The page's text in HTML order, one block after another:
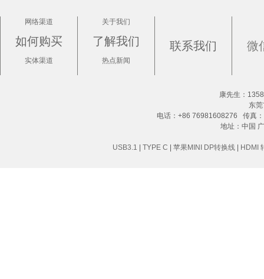
网络渠道
如何购买
实体渠道
关于我们
了解我们
热点新闻
联系我们 微
康先生：
东
电话：+86 76981608276 传真
地址：中国
USB3.1 TYPE C 苹果MINI DP转换线 HDMI